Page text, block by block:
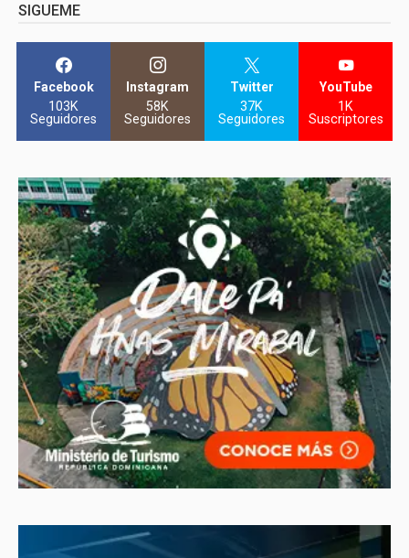
SIGUEME
Facebook
103K
Seguidores
Instagram
58K
Seguidores
Twitter
37K
Seguidores
YouTube
1K
Suscriptores